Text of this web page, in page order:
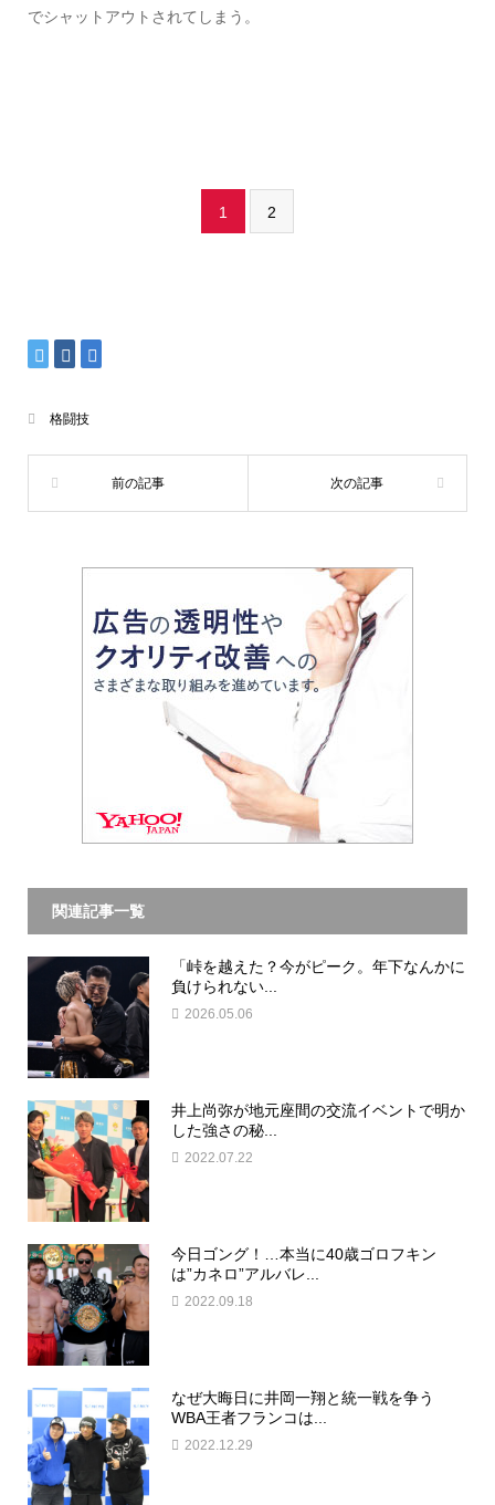
でシャットアウトされてしまう。
1 2
格闘技
関連記事一覧
「峠を越えた？今がピーク。年下なんかに
負けられない...
2026.05.06
井上尚弥が地元座間の交流イベントで明か
した強さの秘...
2022.07.22
今日ゴング！…本当に40歳ゴロフキン
は”カネロ”アルバレ...
2022.09.18
なぜ大晦日に井岡一翔と統一戦を争う
WBA王者フランコは...
2022.12.29